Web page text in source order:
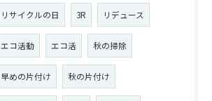
リサイクルの日 3R リデュース
エコ活動 エコ活 秋の掃除
早めの片付け 秋の片付け